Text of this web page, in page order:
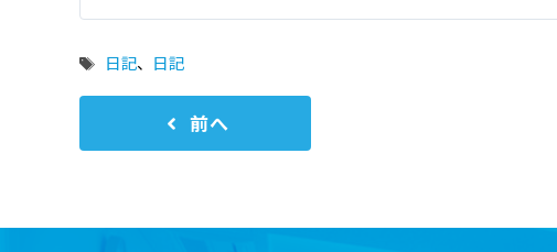
タ
日記、 日記
前へ